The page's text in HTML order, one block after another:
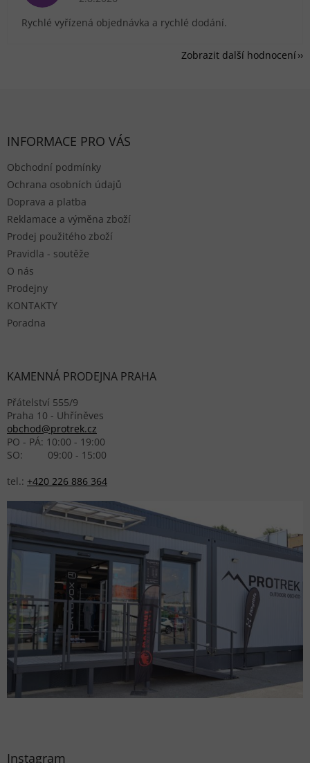
Rychlé vyřízená objednávka a rychlé dodání.
Zobrazit další hodnocení
INFORMACE PRO VÁS
Obchodní podmínky
Ochrana osobních údajů
Doprava a platba
Reklamace a výměna zboží
Prodej použitého zboží
Pravidla - soutěže
O nás
Prodejny
KONTAKTY
Poradna
KAMENNÁ PRODEJNA PRAHA
Přátelství 555/9
Praha 10 - Uhříněves
obchod@protrek.cz
PO - PÁ: 10:00 - 19:00
SO: 09:00 - 15:00
tel.: +420 226 886 364
Instagram